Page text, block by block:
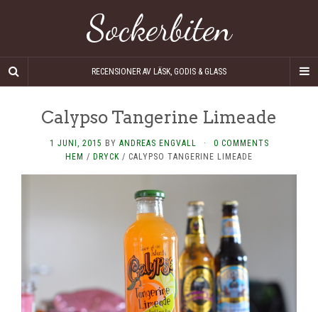
Sockerbiten
RECENSIONER AV LÄSK, GODIS & GLASS
Calypso Tangerine Limeade
1 JUNI, 2015 BY ANDREAS ENGVALL ·
0 COMMENTS
HEM / DRYCK / CALYPSO TANGERINE LIMEADE